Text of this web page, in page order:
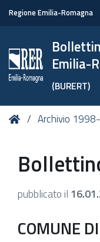
Regione Emilia-Romagna
Emilia-
(BURERT)
Tu HomeArchivio
pubblicato il
COMUNE